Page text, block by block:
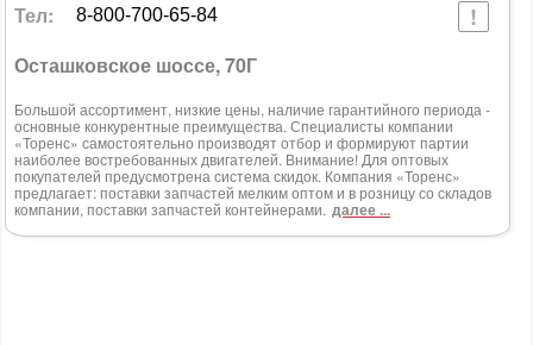
Тел: 8-800-700-65-84
Осташковское шоссе, 70Г
Большой ассортимент, низкие цены, наличие гарантийного периода -
основные конкурентные преимущества. Специалисты компании
«Торенс» самостоятельно производят отбор и формируют партии
наиболее востребованных двигателей. Внимание! Для оптовых
покупателей предусмотрена система скидок. Компания «Торенс»
предлагает: поставки запчастей мелким оптом и в розницу со складов
компании, поставки запчастей контейнерами. далее ...